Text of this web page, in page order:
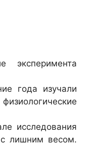
года изучали
исследования
лишним весом.